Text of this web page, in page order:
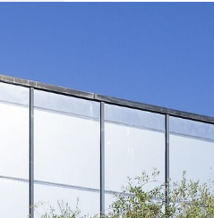
Actualités et médias